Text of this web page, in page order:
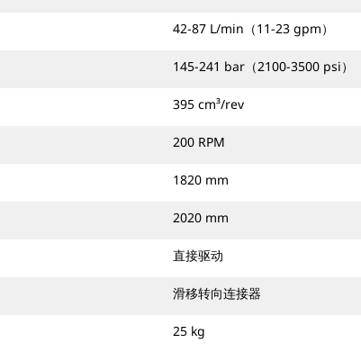
42-87 L/min（11-23 gpm）
145-241 bar（2100-3500 psi）
395 cm³/rev
200 RPM
1820 mm
2020 mm
直接驱动
滑移转向连接器
25 kg